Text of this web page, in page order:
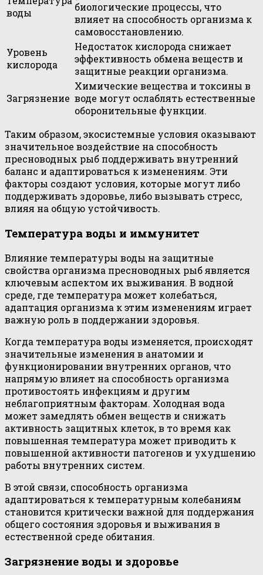
воды
биологические процессы, что
влияет на способность организма к
самовосстановлению.
Уровень
кислорода
Недостаток кислорода снижает
эффективность обмена веществ и
защитные реакции организма.
Загрязнение
Химические вещества и токсины в
воде могут ослаблять естественные
оборонительные функции.
Таким образом, экосистемные условия оказывают
значительное воздействие на способность
пресноводных рыб поддерживать внутренний
баланс и адаптироваться к изменениям. Эти
факторы создают условия, которые могут либо
поддерживать здоровье, либо вызывать стресс,
влияя на общую устойчивость.
Температура воды и иммунитет
Влияние температуры воды на защитные
свойства организма пресноводных рыб является
ключевым аспектом их выживания. В водной
среде, где температура может колебаться,
адаптация организма к этим изменениям играет
важную роль в поддержании здоровья.
Когда температура воды изменяется, происходят
значительные изменения в анатомии и
функционировании внутренних органов, что
напрямую влияет на способность организма
противостоять инфекциям и другим
неблагоприятным факторам. Холодная вода
может замедлять обмен веществ и снижать
активность защитных клеток, в то время как
повышенная температура может приводить к
повышенной активности патогенов и ухудшению
работы внутренних систем.
В этой связи, способность организма
адаптироваться к температурным колебаниям
становится критически важной для поддержания
общего состояния здоровья и выживания в
естественной среде обитания.
Загрязнение воды и здоровье